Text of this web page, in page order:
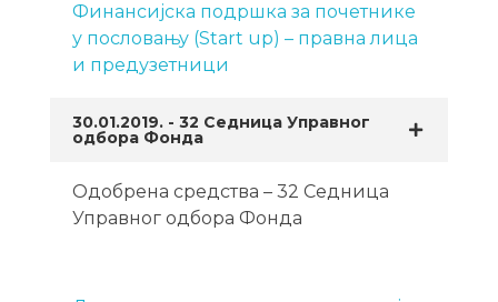
Финансијска подршка за почетнике
у пословању (Start up) – правна лица
и предузетници
30.01.2019. - 32 Седница Управног
одбора Фонда
Одобрена средства – 32 Седница
Управног одбора Фонда